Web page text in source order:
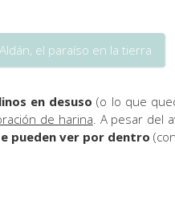
Aldán, el paraíso en la tierra
en desuso (o lo que
de harina. A pesar del
pueden ver por dentro